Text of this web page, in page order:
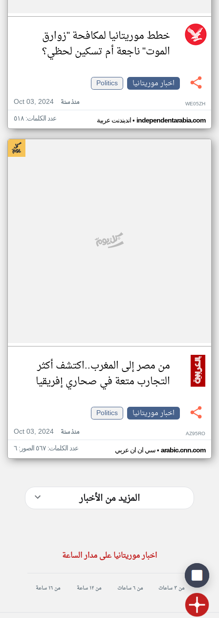
خطط موريتانيا لمكافحة "زوارق
الموت" ناجعة أم تسكين لحظي؟
اخبار موريتانيا
Politics
Oct 03, 2024
منذ سنة WE05ZH
اندبندنت عربية• independentarabia.com عدد الكلمات: ٥١٨
من مصر إلى المغرب..اكتشف أكثر
التجارب متعة في صحاري إفريقيا
اخبار موريتانيا
Politics
Oct 03, 2024
منذ سنة AZ95RO
سي ان ان عربي• arabic.cnn.com عدد الكلمات: ٥٦٧ الصور: ٦
المزيد من الأخبار
اخبار موريتانيا على مدار الساعة
من ٣ ساعات من ٦ ساعات من ١٢ ساعة من ١٦ ساعة